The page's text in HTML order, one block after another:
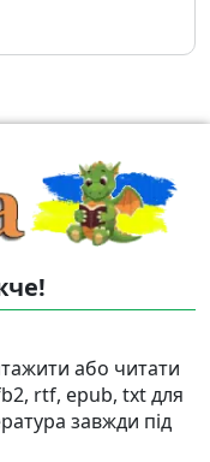
або читати
rtf, epub, txt для
завжди під